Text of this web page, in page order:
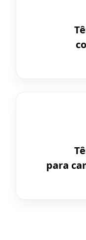
para